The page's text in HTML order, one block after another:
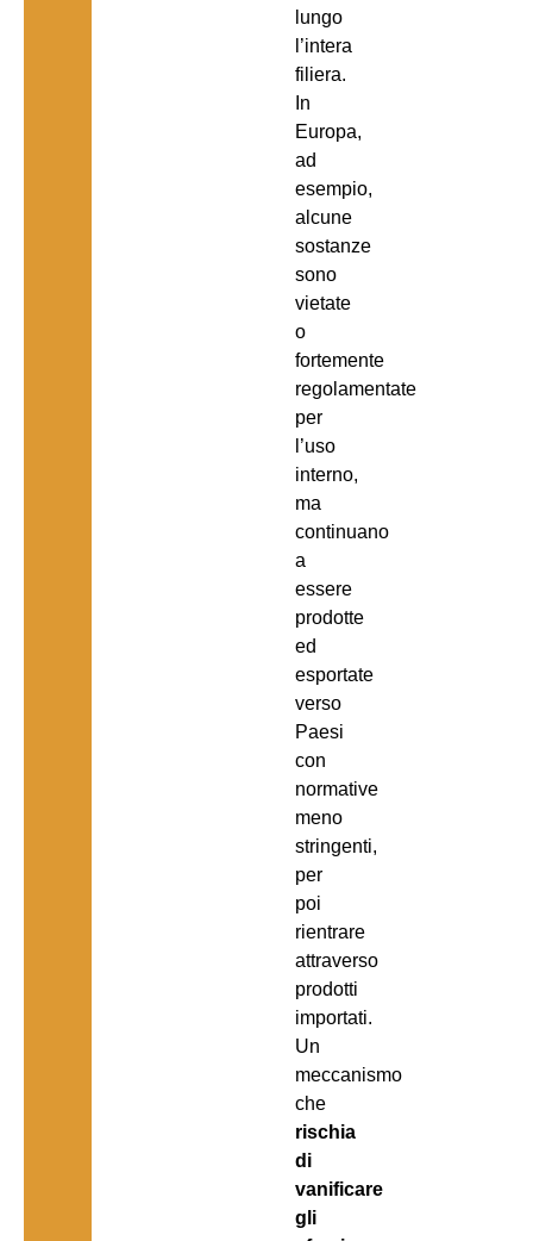
lungo
l’intera
filiera.
In
Europa,
ad
esempio,
alcune
sostanze
sono
vietate
o
fortemente
regolamentate
per
l’uso
interno,
ma
continuano
a
essere
prodotte
ed
esportate
verso
Paesi
con
normative
meno
stringenti,
per
poi
rientrare
attraverso
prodotti
importati.
Un
meccanismo
che
rischia
di
vanificare
gli